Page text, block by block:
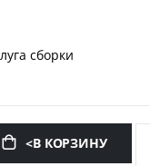
сборки
<В КОРЗИНУ